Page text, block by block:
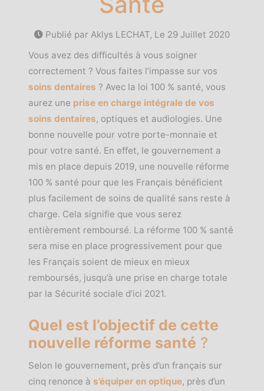
Publié par Aklys LECHAT, Le 29 Juillet 2020
Vous avez des difficultés à vous soigner
correctement ? Vous faites l’impasse sur vos
soins dentaires ? Avec la loi 100 % santé, vous
aurez une prise en charge intégrale de vos
soins dentaires, optiques et audiologies. Une
bonne nouvelle pour votre porte-monnaie et
pour votre santé. En effet, le gouvernement a
mis en place depuis 2019, une nouvelle réforme
100 % santé pour que les Français bénéficient
plus facilement de soins de qualité sans reste à
charge. Cela signifie que vous serez
entièrement remboursé. La réforme 100 % santé
sera mise en place progressivement pour que
les Français soient de mieux en mieux
remboursés, jusqu’à une prise en charge totale
par la Sécurité sociale d’ici 2021.
Quel est l’objectif de cette
nouvelle réforme santé ?
Selon le gouvernement, près d’un français sur
cinq renonce à s’équiper en optique, près d’un